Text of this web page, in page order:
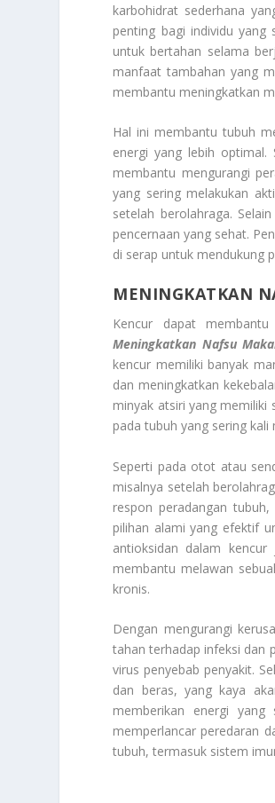
karbohidrat sederhana
penting bagi individu yang
untuk bertahan selama
manfaat tambahan yang
membantu meningkatkan
Hal ini membantu tubuh
energi yang lebih optimal.
membantu mengurangi
yang sering melakukan
setelah berolahraga.
pencernaan yang sehat.
di serap untuk mendukung
MENINGKATKAN
Kencur dapat
Meningkatkan Nafsu
kencur memiliki banyak
dan meningkatkan
minyak atsiri yang memiliki
pada tubuh yang sering
Seperti pada otot atau
misalnya setelah
respon peradangan
pilihan alami yang efektif
antioksidan dalam
membantu melawan
kronis.
Dengan mengurangi
tahan terhadap infeksi dan
virus penyebab penyakit.
dan beras, yang kaya
memberikan energi
memperlancar peredaran
tubuh, termasuk sistem